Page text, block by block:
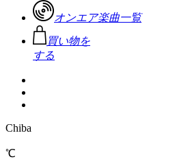
オンエア楽曲一覧
買い物を
する
Chiba
℃